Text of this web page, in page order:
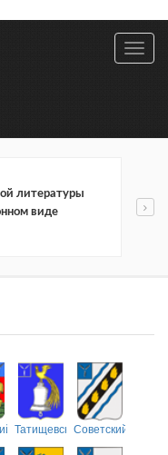
литературы
виде
ТатищевскийСоветский